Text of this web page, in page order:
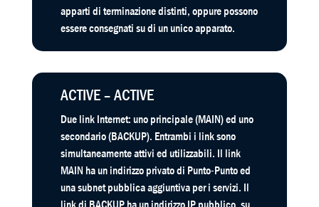
apparti di terminazione distinti, oppure possono
essere consegnati su di un unico apparato.
ACTIVE – ACTIVE
Due link Internet: uno principale (MAIN) ed uno
secondario (BACKUP). Entrambi i link sono
simultaneamente attivi ed utilizzabili. Il link
MAIN ha un indirizzo privato di Punto-Punto ed
una subnet pubblica aggiuntiva per i servizi. Il